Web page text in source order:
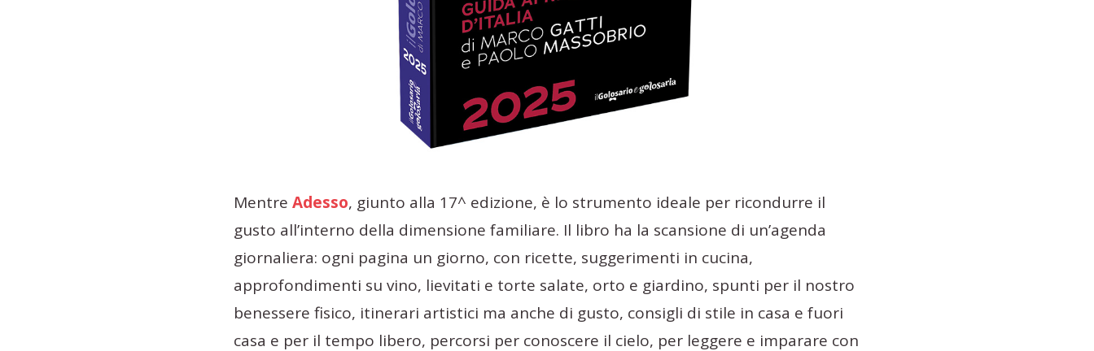
Mentre Adesso, giunto alla 17^ edizione, è lo strumento ideale per ricondurre il
gusto all’interno della dimensione familiare. Il libro ha la scansione di un’agenda
giornaliera: ogni pagina un giorno, con ricette, suggerimenti in cucina,
approfondimenti su vino, lievitati e torte salate, orto e giardino, spunti per il nostro
benessere fisico, itinerari artistici ma anche di gusto, consigli di stile in casa e fuori
casa e per il tempo libero, percorsi per conoscere il cielo, per leggere e imparare con